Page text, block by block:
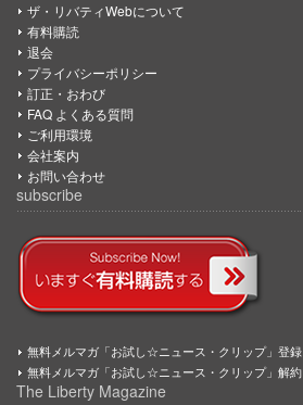
ザ・リバティWebについて
有料購読
退会
プライバシーポリシー
訂正・おわび
FAQ よくある質問
ご利用環境
会社案内
お問い合わせ
subscribe
無料メルマガ「お試し☆ニュース・クリップ」登録
無料メルマガ「お試し☆ニュース・クリップ」解約
The Liberty Magazine